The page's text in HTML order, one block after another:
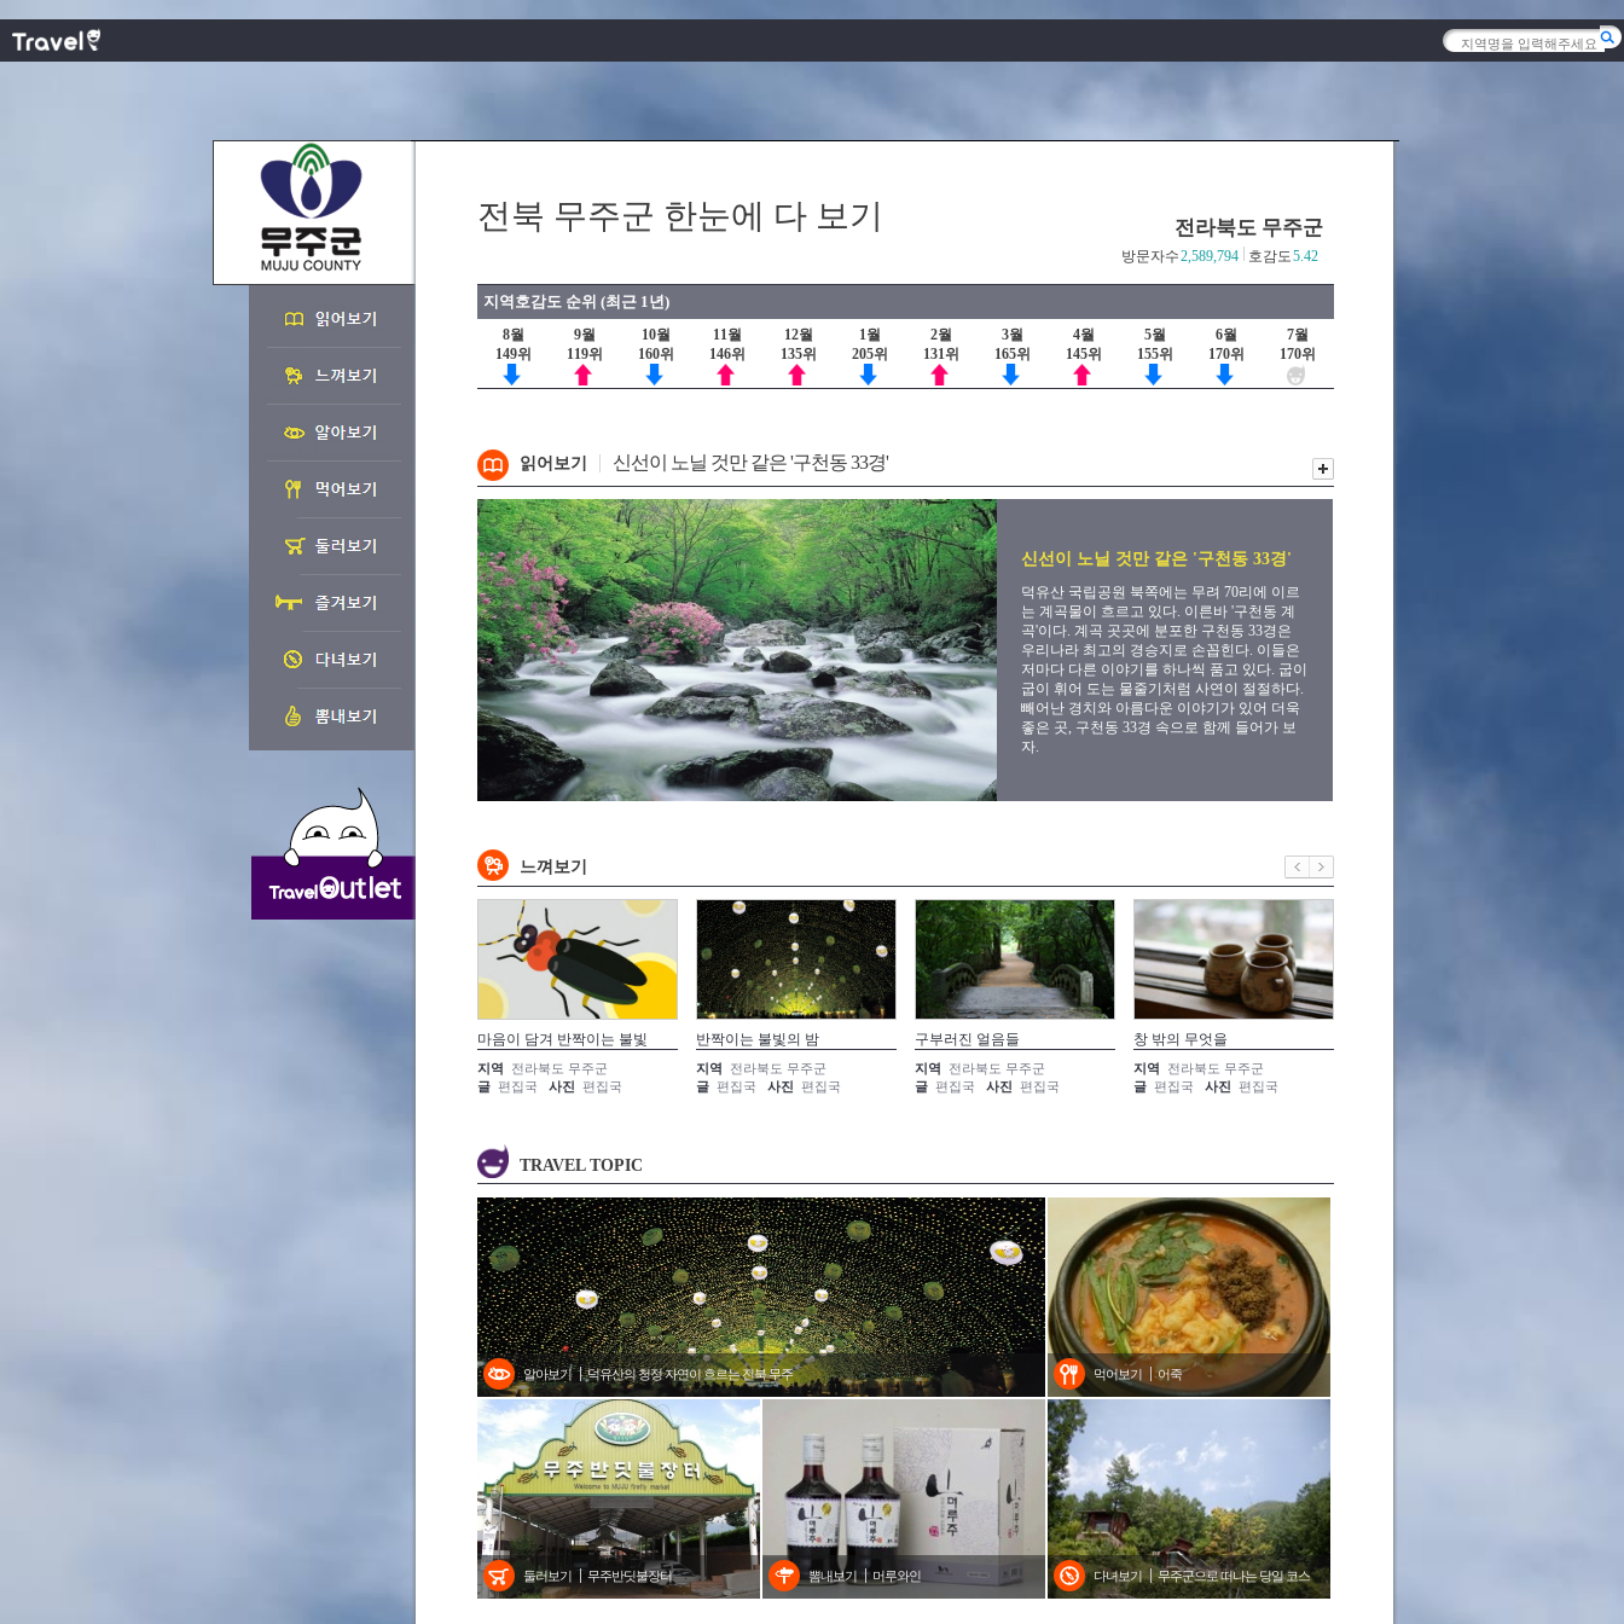
전북 무주군 한눈에 다 보기 전라북도 무주군
호감도5.42
방문자수2,589,794
지역호감도 순위 (최근 1년)
8월
149위
9월
119위
10월
160위
11월
146위
12월
135위
1월
205위
2월
131위
3월
165위
4월
145위
5월
155위
6월
170위
7월
170위
읽어보기 신선이 노닐 것만 같은 '구천동 33경'
신선이 노닐 것만 같은 '구천동 33경'
덕유산 국립공원 북쪽에는 무려 70리에 이르
는 계곡물이 흐르고 있다. 이른바 '구천동 계
곡'이다. 계곡 곳곳에 분포한 구천동 33경은
우리나라 최고의 경승지로 손꼽힌다. 이들은
저마다 다른 이야기를 하나씩 품고 있다. 굽이
굽이 휘어 도는 물줄기처럼 사연이 절절하다.
빼어난 경치와 아름다운 이야기가 있어 더욱
좋은 곳, 구천동 33경 속으로 함께 들어가 보
자.
느껴보기
마음이 담겨 반짝이는 불빛
지역
전라북도 무주군
글 편집국 사진 편집국
반짝이는 불빛의 밤
지역
전라북도 무주군
글 편집국 사진 편집국
구부러진 얼음들
지역
전라북도 무주군
글 편집국 사진 편집국
창 밖의 무엇을
지역
전라북도 무주군
글 편집국 사진 편집국
TRAVEL TOPIC
알아보기 덕유산의 청정 자연이 흐르는 전북 무주
둘러보기 무주반딧불장터 다녀보기 무주군으로 떠나는 당일 코스
뽐내보기 머루와인
먹어보기 어죽